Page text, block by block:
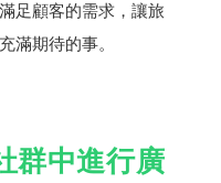
足顧客的需求，讓旅
滿期待的事。
群中進行廣